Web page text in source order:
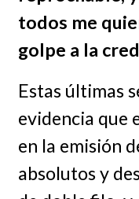
todos me
golpe a la
Estas últimas
evidencia que
en la emisión
absolutos y